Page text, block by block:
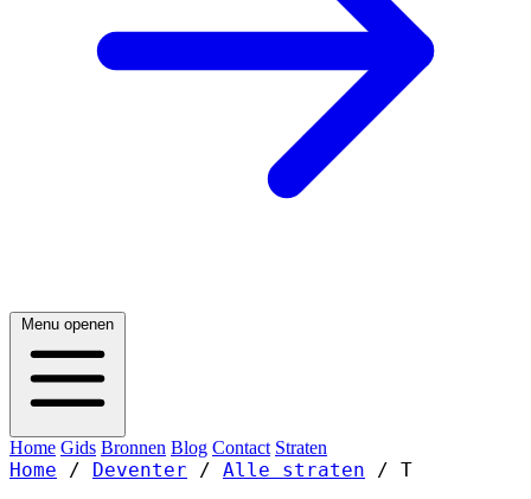
Menu openen
Home Gids Bronnen Blog Contact Straten
Home / Deventer / Alle straten / T